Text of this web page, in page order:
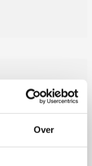
Over
cardiac